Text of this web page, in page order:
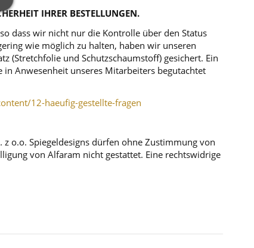
IHRER BESTELLUNGEN.
dass wir nicht nur die Kontrolle über den Status
wie möglich zu halten, haben wir unseren
(Stretchfolie und Schutzschaumstoff) gesichert. Ein
in Anwesenheit unseres Mitarbeiters begutachtet
12-haeufig-gestellte-fragen
o.o. Spiegeldesigns dürfen ohne Zustimmung von
von Alfaram nicht gestattet. Eine rechtswidrige